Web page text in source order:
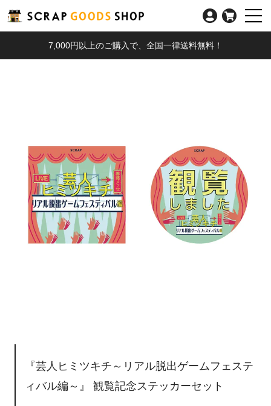
7,000円以上のご購入で、全国一律送料無料！
『芸人ヒミツキチ～リアル脱出ゲームフェステ
ィバル編～』 観覧記念ステッカーセット